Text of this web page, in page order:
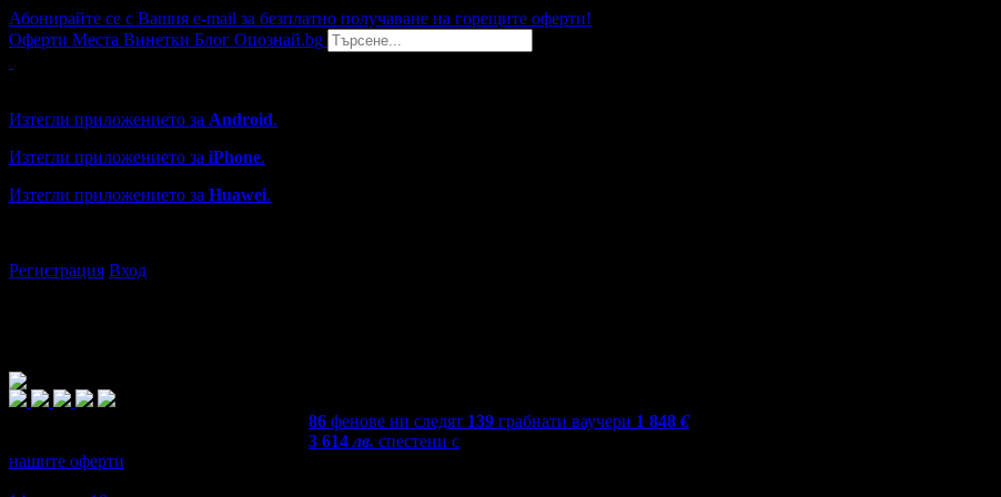
Абонирайте се с Вашия e-mail за безплатно получаване на горещите оферти!
Оферти Места Винетки Блог Опознай.bg
Изтегли приложението за Android.
Изтегли приложението за iPhone.
Изтегли приложението за Huawei.
Регистрация Вход
86 фенове ни следят 139 грабнати ваучери 1 848 €
3 614лв. спестени с
нашите оферти